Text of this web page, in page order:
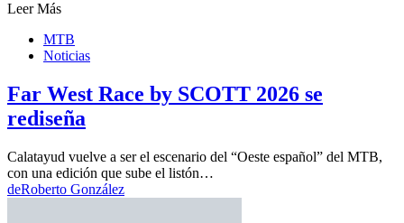
Leer Más
MTB
Noticias
Far West Race by SCOTT 2026 se
rediseña
Calatayud vuelve a ser el escenario del “Oeste español” del MTB,
con una edición que sube el listón…
deRoberto González